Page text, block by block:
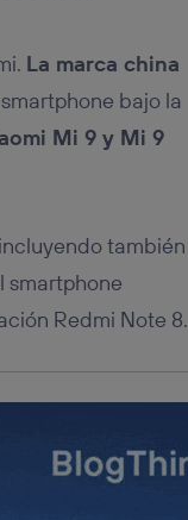
La marca china
bajo la
Mi 9 y Mi 9
también
smartphone
Redmi Note 8.
que